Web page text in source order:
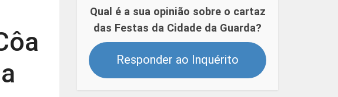
Qual é a sua opinião sobre o cartaz
das Festas da Cidade da Guarda?
Responder ao Inquérito